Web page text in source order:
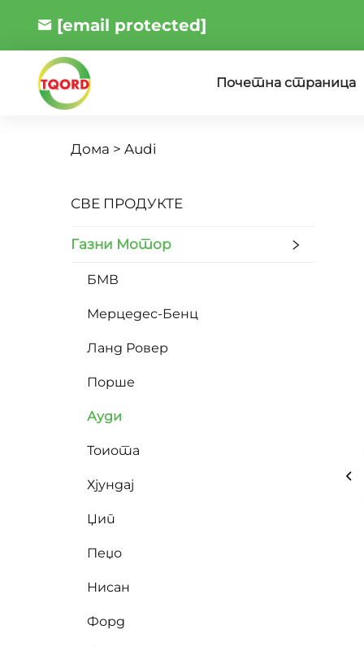
[email protected]
Почетна страница
Дома > Audi
СВЕ ПРОДУКТЕ
Газни Мотор
БМВ
Мерцедес-Бенц
Ланд Ровер
Порше
Ауди
Тоиота
Хјундај
Џип
Пеџо
Нисан
Форд